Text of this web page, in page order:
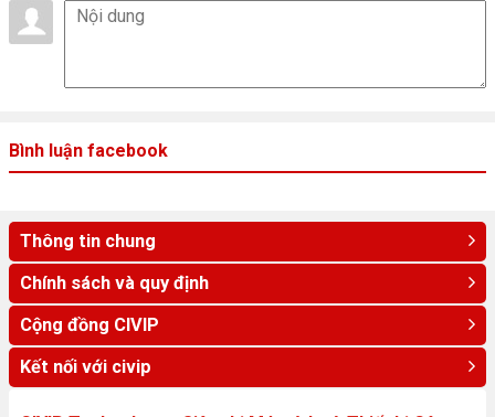
Bình luận facebook
Thông tin chung
Chính sách và quy định
Cộng đồng CIVIP
Kết nối với civip